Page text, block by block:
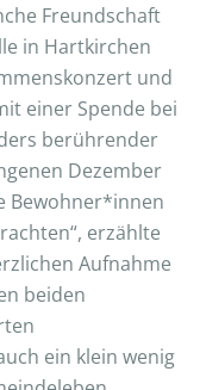
Freundschaft
in Hartkirchen
und
einer Spende bei
berührender
Dezember
Bewohner*innen
erzählte
Aufnahme
beiden
ein klein wenig